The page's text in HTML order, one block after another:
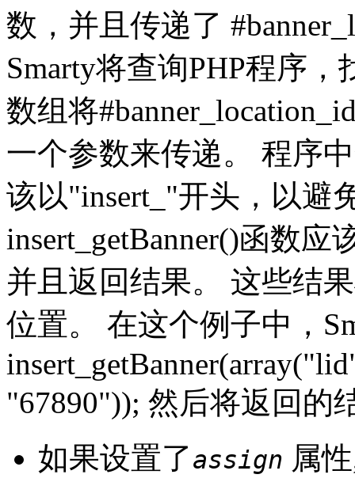
数，并且传递了
Smarty将查询PHP程序，
数组将
一个参数来传递。 程序
该以"insert_"开头，以避
insert_getBanner()函数
并且返回结果。 这些结
位置。 在这个例子中，
"67890")); 然后将返回的
如果设置了assign 属